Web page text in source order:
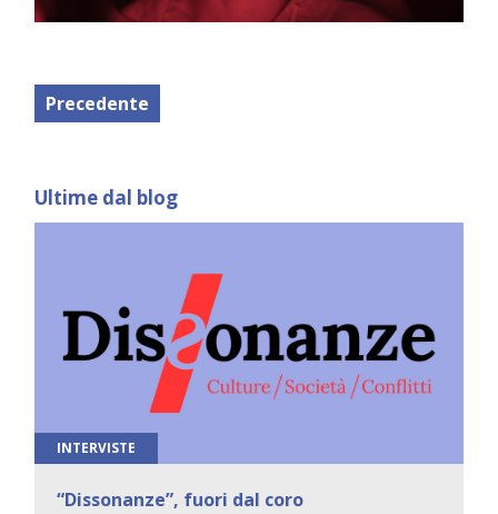
Precedente
Ultime dal blog
INTERVISTE
“Dissonanze”, fuori dal coro